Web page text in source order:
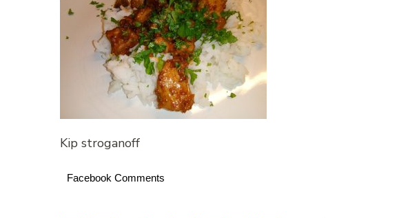
Kip stroganoff
Facebook Comments